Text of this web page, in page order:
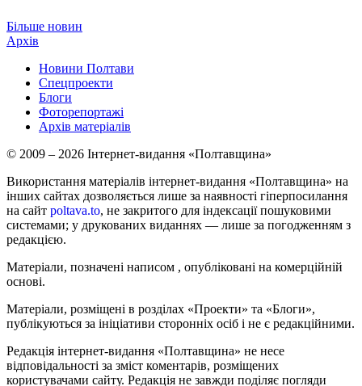
Більше новин
Архів
Новини Полтави
Спецпроекти
Блоги
Фоторепортажі
Архів матеріалів
© 2009 – 2026 Інтернет-видання «Полтавщина»
Використання матеріалів інтернет-видання «Полтавщина» на
інших сайтах дозволяється лише за наявності гіперпосилання
на сайт poltava.to, не закритого для індексації пошуковими
системами; у друкованих виданнях — лише за погодженням з
редакцією.
Матеріали, позначені написом , опубліковані на комерційній
основі.
Матеріали, розміщені в розділах «Проекти» та «Блоги»,
публікуються за ініціативи сторонніх осіб і не є редакційними.
Редакція інтернет-видання «Полтавщина» не несе
відповідальності за зміст коментарів, розміщених
користувачами сайту. Редакція не завжди поділяє погляди